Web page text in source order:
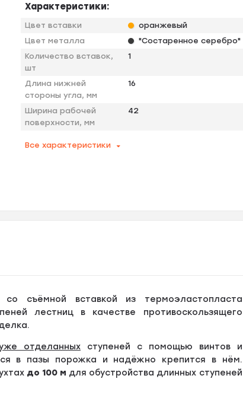
Характеристики:
Цвет вставки
оранжевый
Цвет металла
"Состаренное серебро"
Количество вставок,
шт
1
Длина нижней
стороны угла, мм
16
Ширина рабочей
поверхности, мм
42
Все характеристики
съёмной вставкой из термоэластопласта
лестниц в качестве противоскользящего
отделанныхступеней с помощью винтов и
в пазы порожка и надёжно крепится в нём.
до 100 м для обустройства длинных ступеней